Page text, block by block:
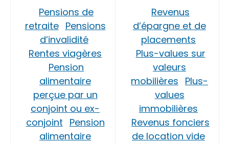
Pensions de
retraite Pensions
d’invalidité
Rentes viagères
Pension
alimentaire
perçue par un
conjoint ou ex-
conjoint Pension
alimentaire
Revenus
d’épargne et de
placements
Plus-values sur
valeurs
mobilières Plus-
values
immobilières
Revenus fonciers
de location vide